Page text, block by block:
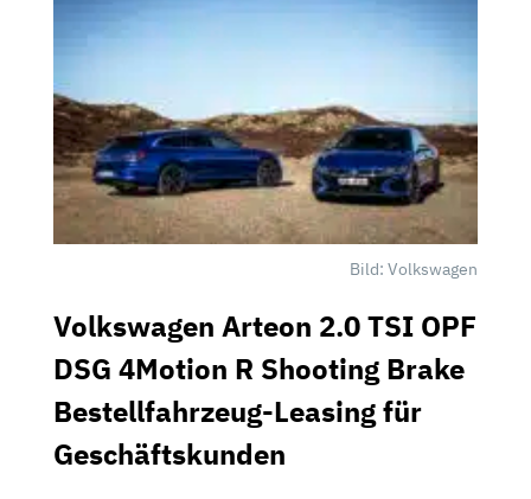
Bild: Volkswagen
Volkswagen Arteon 2.0 TSI OPF
DSG 4Motion R Shooting Brake
Bestellfahrzeug-Leasing für
Geschäftskunden